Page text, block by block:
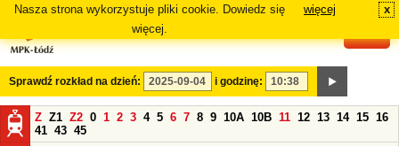
Nasza strona wykorzystuje pliki cookie. Dowiedz się
więcej.
więcej x
Sprawdź rozkład na dzień: i godzinę:
Z Z1 Z2 0 1 2 3 4 5 6 7 8 9 10A 10B 11 12 13 14 15 16
41 43 45